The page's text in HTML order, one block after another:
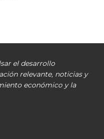
el desarrollo
relevante, noticias y
económico y la